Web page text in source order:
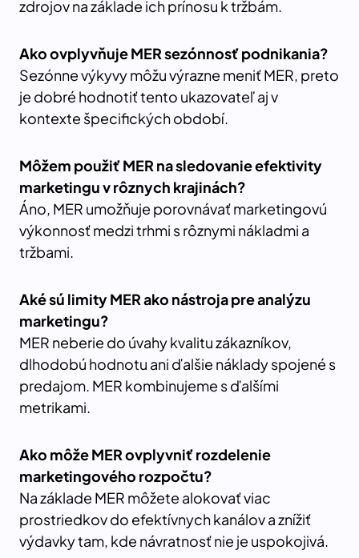
zdrojov na základe ich prínosu k tržbám.
Ako ovplyvňuje MER sezónnosť podnikania?
Sezónne výkyvy môžu výrazne meniť MER, preto
je dobré hodnotiť tento ukazovateľ aj v
kontexte špecifických období.
Môžem použiť MER na sledovanie efektivity
marketingu v rôznych krajinách?
Áno, MER umožňuje porovnávať marketingovú
výkonnosť medzi trhmi s rôznymi nákladmi a
tržbami.
Aké sú limity MER ako nástroja pre analýzu
marketingu?
MER neberie do úvahy kvalitu zákazníkov,
dlhodobú hodnotu ani ďalšie náklady spojené s
predajom. MER kombinujeme s ďalšími
metrikami.
Ako môže MER ovplyvniť rozdelenie
marketingového rozpočtu?
Na základe MER môžete alokovať viac
prostriedkov do efektívnych kanálov a znížiť
výdavky tam, kde návratnosť nie je uspokojivá.